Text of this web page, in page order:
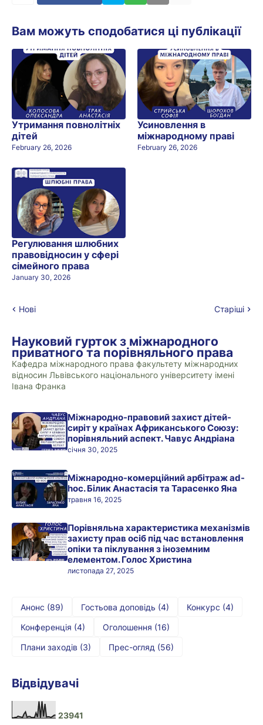
Вам можуть сподобатися ці публікації
Утримання повнолітніх
дітей
February 26, 2026
Усиновлення в
міжнародному праві
February 26, 2026
Регулювання шлюбних
правовідносин у сфері
сімейного права
January 30, 2026
Нові Старіші
Науковий гурток з міжнародного
приватного та порівняльного права
Кафедра міжнародного права факультету міжнародних
відносин Львівського національного університету імені
Івана Франка
Міжнародно-правовий захист дітей-
сиріт у країнах Африканського Союзу:
порівняльний аспект. Чавус Андріана
січня 30, 2025
Міжнародно-комерційний арбітраж ad-
hoc. Білик Анастасія та Тарасенко Яна
травня 16, 2025
Порівняльна характеристика механізмів
захисту прав осіб під час встановлення
опіки та піклування з іноземним
елементом. Голос Христина
листопада 27, 2025
Анонс (89) Гостьова доповідь (4) Конкурс (4)
Конференція (4) Оголошення (16)
Плани заходів (3) Прес-огляд (56)
Відвідувачі
23941